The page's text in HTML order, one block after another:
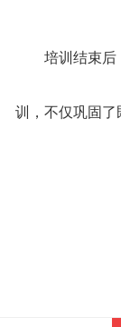
培训结束后
训，不仅巩固